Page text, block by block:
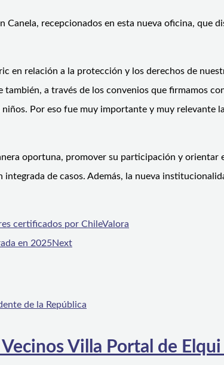
recepcionados en esta nueva oficina, que
en relación a la protección y los derechos de
a través de los convenios que firmamos
Por eso fue muy importante y muy relevante
oportuna, promover su participación y orientar
de casos. Además, la nueva
certificados por ChileValora
en 2025Next
Villa Portal de